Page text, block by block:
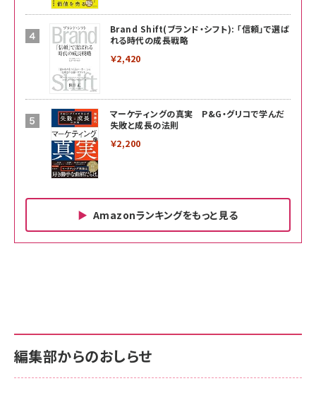
Brand Shift(ブランド・シフト): 「信頼」で選ば
れる時代の成長戦略
￥2,420
マーケティングの真実 P&G・グリコで学んだ
失敗と成長の法則
￥2,200
Amazonランキングをもっと見る
￥880
anan(アンアン)2026/06/24号 No.2500増刊
スペシャルエディション[王道エンタメの矜持／
サポート正規品 メーカー保証5年 KLMEA128G
NIMASO ガラスフィルム iPhone 17 用 保護フィ
サポート正規品 メーカー保証5年 KLMEA128G
Amazon eギフトカード - Amazonロゴ - クラ
編集部からのおしらせ